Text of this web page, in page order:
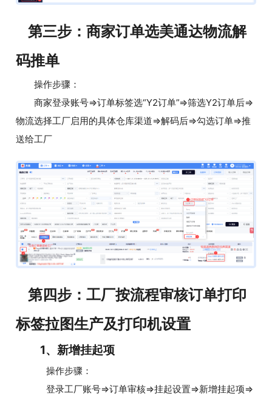
第三步：商家订单选美通达物流解
码推单
操作步骤：
商家登录账号=>订单标签选“Y2订单”=>筛选Y2订单后=>
物流选择工厂启用的具体仓库渠道=>解码后=>勾选订单=>推
送给工厂
第四步：工厂按流程审核订单打印
标签拉图生产及打印机设置
1、新增挂起项
操作步骤：
登录工厂账号=>订单审核=>挂起设置=>新增挂起项=>